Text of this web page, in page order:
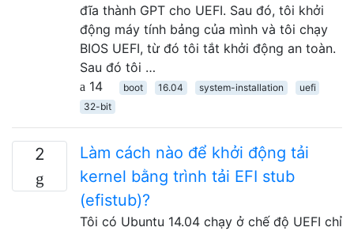
đĩa thành GPT cho UEFI. Sau đó, tôi khởi
động máy tính bảng của mình và tôi chạy
BIOS UEFI, từ đó tôi tắt khởi động an toàn.
Sau đó tôi …
14
boot 16.04 system-installation
uefi
32-bit
2
Làm cách nào để khởi động tải
kernel bằng trình tải EFI stub
(efistub)?
Tôi có Ubuntu 14.04 chạy ở chế độ UEFI chỉ